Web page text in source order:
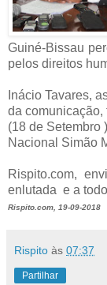
Guiné-Bissau
pelos direitos
Inácio Tavares,
da comunicação,
(18 de Setembro
Nacional Simão
Rispito.com,
enlutada e a
Rispito.com, 19-09-2018
Rispito às 07:37
Partilhar